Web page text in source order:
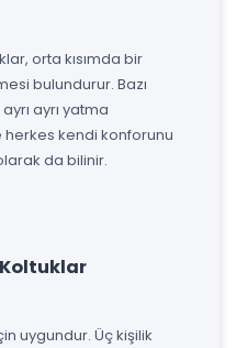
orta kısımda bir
bulundurur. Bazı
ayrı yatma
kendi konforunu
da bilinir.
Koltuklar
uygundur. Üç kişilik